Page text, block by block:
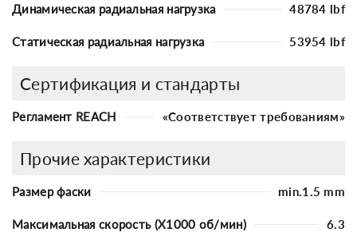
Динамическая радиальная нагрузка 48784 lbf
Статическая радиальная нагрузка 53954 lbf
Сертификация и стандарты
Регламент REACH «Соответствует требованиям»
Прочие характеристики
Размер фаски min.1.5 mm
Максимальная скорость (X1000 об/мин) 6.3